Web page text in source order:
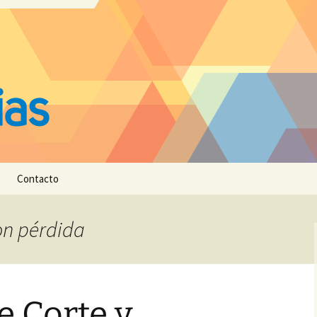
Contacto
pérdida